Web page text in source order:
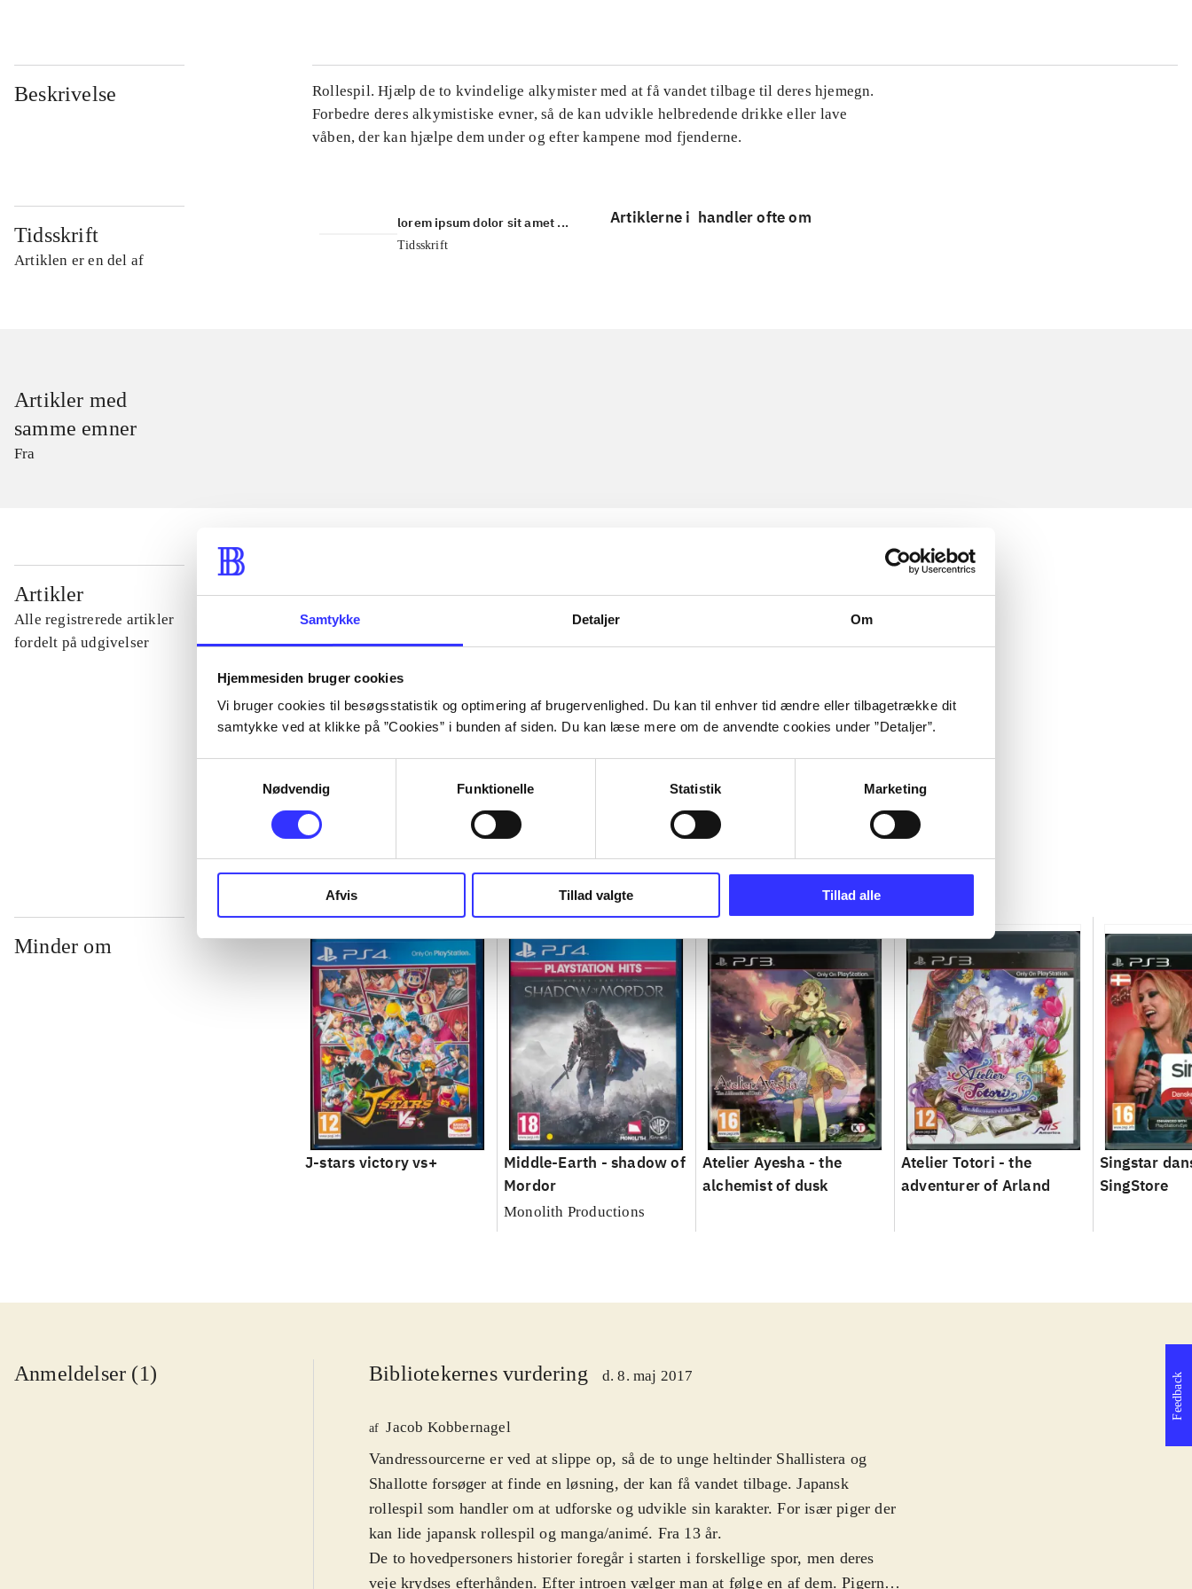
Samtykke Detaljer Om
Hjemmesiden bruger cookies
Vi bruger cookies til besøgsstatistik og optimering af brugervenlighed. Du kan til enhver tid ændre eller tilbagetrække dit
samtykke ved at klikke på ”Cookies” i bunden af siden. Du kan læse mere om de anvendte cookies under ”Detaljer”.
Nødvendig
Funktionelle Statistik Marketing
Afvis Tillad valgte Tillad alle
Beskrivelse
Rollespil. Hjælp de to kvindelige alkymister med at få vandet tilbage til deres hjemegn.
Forbedre deres alkymistiske evner, så de kan udvikle helbredende drikke eller lave
våben, der kan hjælpe dem under og efter kampene mod fjenderne.
Tidsskrift
Artiklen er en del af
lorem ipsum dolor sit amet ...
Tidsskrift
Artiklerne i handler ofte om
Artikler med
samme emner
Fra
Artikler
Alle registrerede artikler
fordelt på udgivelser
...
Minder om
J-stars victory vs+
Middle-Earth - shadow of
Mordor
Monolith Productions
Atelier Ayesha - the
alchemist of dusk
Atelier Totori - the
adventurer of Arland
Singstar
SingStore
Anmeldelser (1) Bibliotekernes vurdering d. 8. maj 2017
af Jacob Kobbernagel
Vandressourcerne er ved at slippe op, så de to unge heltinder Shallistera og
Shallotte forsøger at finde en løsning, der kan få vandet tilbage. Japansk
rollespil som handler om at udforske og udvikle sin karakter. For især piger der
kan lide japansk rollespil og manga/animé. Fra 13 år.
De to hovedpersoners historier foregår i starten i forskellige spor, men deres
veje krydses efterhånden. Efter introen vælger man at følge en af dem. Pigerne
Feedback